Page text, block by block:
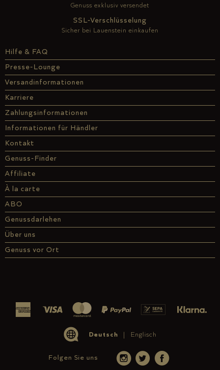
Hilfe & FAQ
Presse-Lounge
Versandinformationen
Karriere
Zahlungsinformationen
Informationen für Händler
Kontakt
Genuss-Finder
Affiliate
À la carte
ABO
Genussdarlehen
Über uns
Genuss vor Ort
Genuss exklusiv versendet
SSL-Verschlüsselung
Sicher bei Lauenstein einkaufen
Deutsch Englisch
Folgen Sie uns